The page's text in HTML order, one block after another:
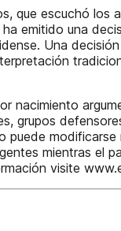
que escuchó los
emitido una
Una
nacimiento
grupos
puede
mientras el
visite